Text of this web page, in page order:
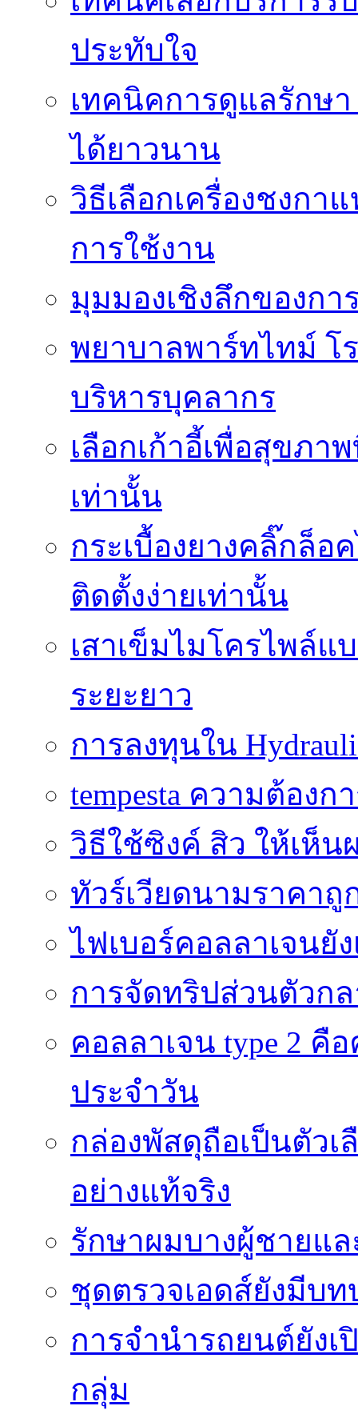
ประทับใจ
เทคนิคการดูแลรักษา
ได้ยาวนาน
วิธีเลือกเครื่องชงกา
การใช้งาน
มุมมองเชิงลึกของก
พยาบาลพาร์ทไทม์ โ
บริหารบุคลากร
เลือกเก้าอี้เพื่อสุขภา
เท่านั้น
กระเบื้องยางคลิ๊กล็อ
ติดตั้งง่ายเท่านั้น
เสาเข็มไมโครไพล์
ระยะยาว
การลงทุนใน
tempesta ความต้อง
วิธีใช้ซิงค์ สิว ให้เห็
ทัวร์เวียดนามราคาถู
ไฟเบอร์คอลลาเจนยั
การจัดทริปส่วนตัวก
คอลลาเจน type 2
ประจำวัน
กล่องพัสดุถือเป็นตัว
อย่างแท้จริง
รักษาผมบางผู้ชายแ
ชุดตรวจเอดส์ยังมีบ
การจำนำรถยนต์ยัง
กลุ่ม